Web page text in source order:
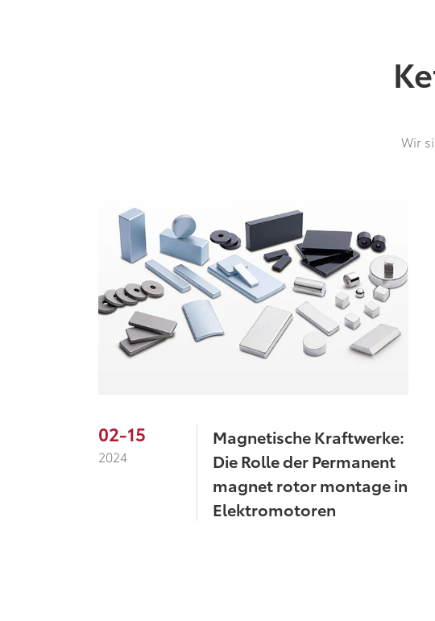
Wir
02-15
2024
Magnetische Kraftwerke:
Die Rolle der Permanent
magnet rotor montage in
Elektromotoren